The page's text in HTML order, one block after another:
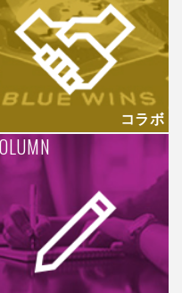
コラボ